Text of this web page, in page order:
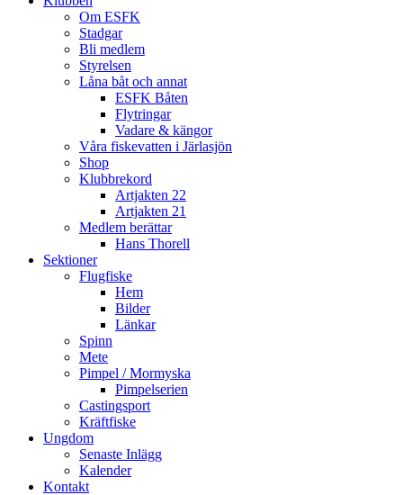
Om ESFK
Stadgar
Bli medlem
Styrelsen
Låna båt och annat
ESFK Båten
Flytringar
Vadare & kängor
Våra fiskevatten i Järlasjön
Shop
Klubbrekord
Artjakten 22
Artjakten 21
Medlem berättar
Hans Thorell
Sektioner
Flugfiske
Hem
Bilder
Länkar
Spinn
Mete
Pimpel / Mormyska
Pimpelserien
Castingsport
Kräftfiske
Ungdom
Senaste Inlägg
Kalender
Kontakt